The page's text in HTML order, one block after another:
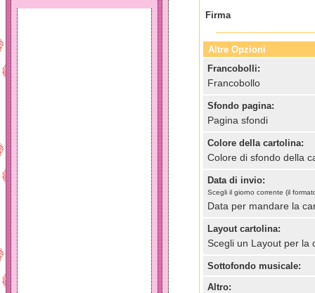
Firma
Altre Opzioni
Francobolli:
Francobollo
Sfondo pagina:
Pagina sfondi
Colore della cartolina:
Colore di sfondo della
Data di invio:
Scegli il giorno corrente (il
Data per mandare la
Layout cartolina:
Scegli un Layout per la
Sottofondo musicale:
Altro: